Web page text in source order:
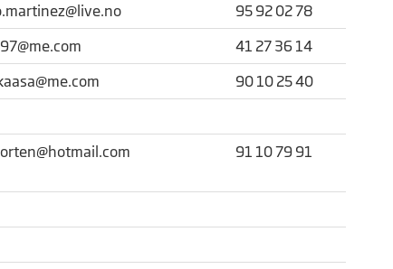
95 92 02 78
41 27 36 14
90 10 25 40
91 10 79 91